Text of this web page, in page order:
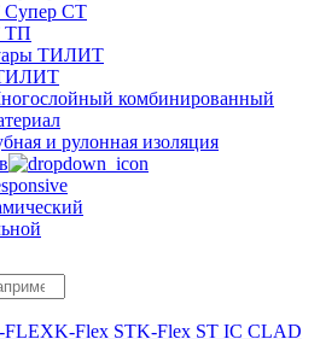
СТ
ТП
ТИЛИТ
комбинированный
и рулонная изоляция
FLEXK-Flex STK-Flex ST IC CLAD